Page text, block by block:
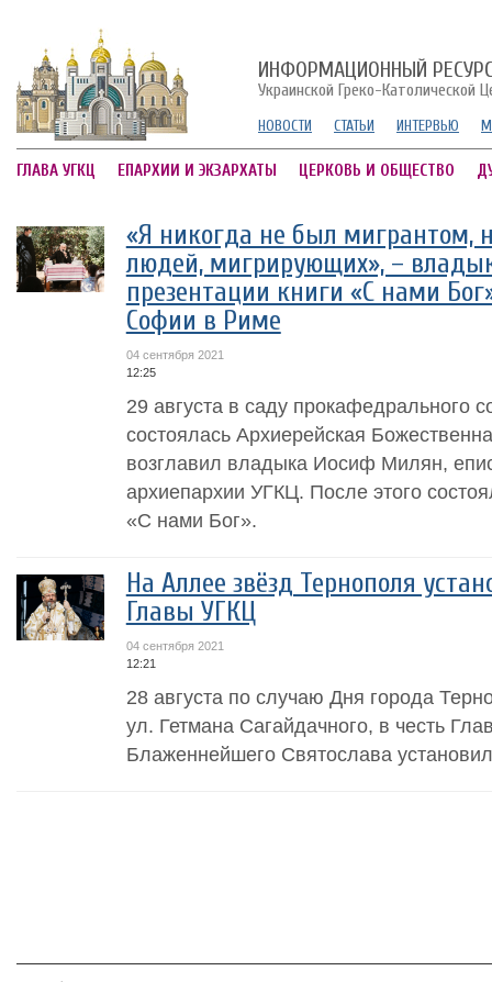
ИНФОРМАЦИОННЫЙ
Украинской Греко-Католической
НОВОСТИ СТАТЬИ ИНТЕРВЬЮ
ГЛАВА УГКЦ ЕПАРХИИ И ЭКЗАРХАТЫ ЦЕРКОВЬ И ОБЩЕСТВО
«Я никогда не был мигрантом,
людей, мигрирующих», –
презентации книги «С нами
Софии в Риме
04 сентября 2021
12:25
29 августа в саду прокафедрального
состоялась Архиерейская
возглавил владыка Иосиф Милян,
архиепархии УГКЦ. После этого
«С нами Бог».
На Аллее звёзд Тернополя
Главы УГКЦ
04 сентября 2021
12:21
28 августа по случаю Дня города
ул. Гетмана Сагайдачного, в честь
Блаженнейшего Святослава